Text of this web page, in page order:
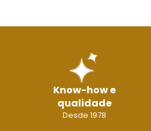
Know-how e
qualidade
Desde 1978